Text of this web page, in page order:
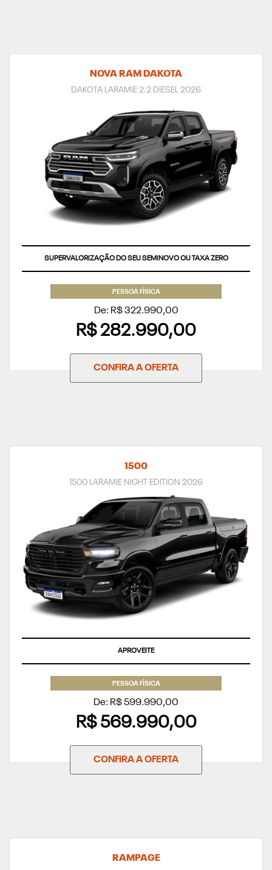
NOVA RAM DAKOTA
DAKOTA LARAMIE 2.2 DIESEL 2026
SUPERVALORIZAÇÃO DO SEU SEMINOVO OU TAXA ZERO
PESSOA FÍSICA
De: R$ 322.990,00
R$ 282.990,00
CONFIRA A OFERTA
1500
1500 LARAMIE NIGHT EDITION 2026
APROVEITE
PESSOA FÍSICA
De: R$ 599.990,00
R$ 569.990,00
CONFIRA A OFERTA
RAMPAGE